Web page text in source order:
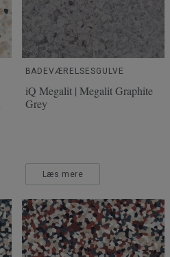
BADEVÆRELSESGULVE
iQ Megalit | Megalit Graphite
Grey
Læs mere